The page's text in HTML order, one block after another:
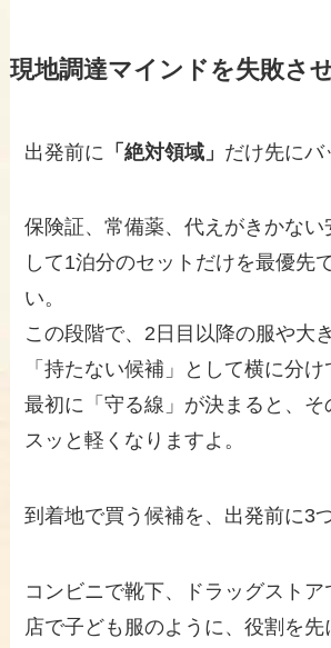
現地調達マインドを失敗さ
出発前に 「絶対領域」 だけ先にバ
保険証、常備薬、代えがきかない
して1泊分のセットだけを最優先
い。
この段階で、2日目以降の服や大
「持たない候補」として横に分け
最初に「守る線」が決まると、
スッと軽くなりますよ。
到着地で買う候補を、出発前に3
コンビニで靴下、ドラッグスト
店で子ども服のように、役割を先